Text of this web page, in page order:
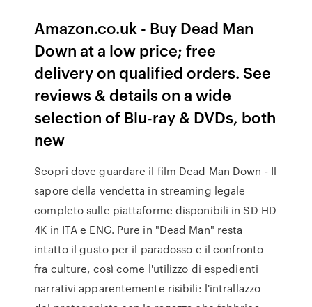
Amazon.co.uk - Buy Dead Man
Down at a low price; free
delivery on qualified orders. See
reviews & details on a wide
selection of Blu-ray & DVDs, both
new
Scopri dove guardare il film Dead Man Down - Il
sapore della vendetta in streaming legale
completo sulle piattaforme disponibili in SD HD
4K in ITA e ENG. Pure in "Dead Man" resta
intatto il gusto per il paradosso e il confronto
fra culture, così come l'utilizzo di espedienti
narrativi apparentemente risibili: l'intrallazzo